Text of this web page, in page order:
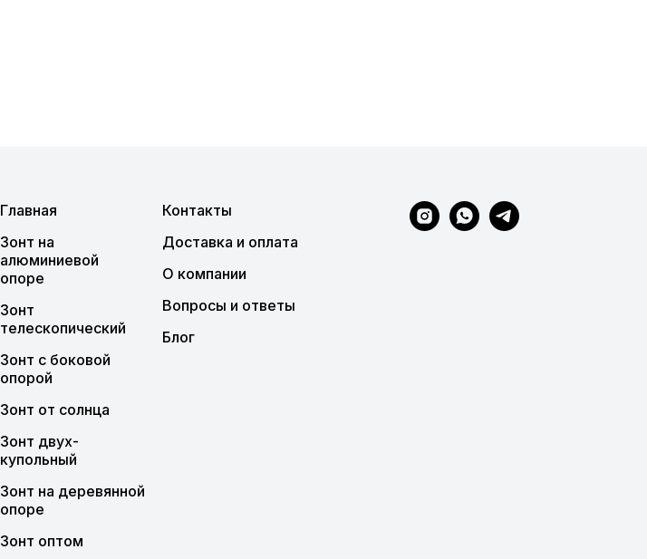
Главная
Зонт на
алюминиевой
опоре
Зонт
телескопический
Зонт с боковой
опорой
Зонт от солнца
Зонт двух-
купольный
Зонт на деревянной
опоре
Зонт оптом
Контакты
Доставка и оплата
О компании
Вопросы и ответы
Блог